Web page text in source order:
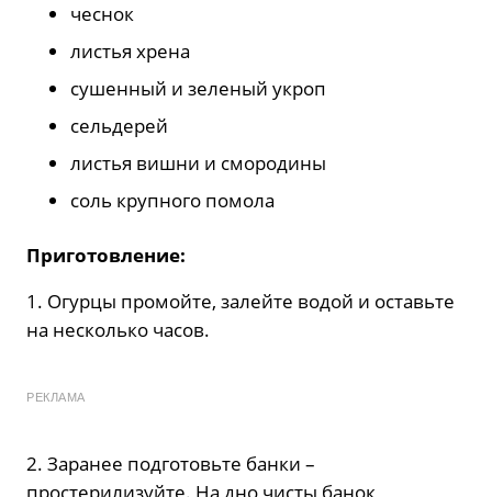
чеснок
листья хрена
сушенный и зеленый укроп
сельдерей
листья вишни и смородины
соль крупного помола
Приготовление:
1. Огурцы промойте, залейте водой и оставьте
на несколько часов.
РЕКЛАМА
2. Заранее подготовьте банки –